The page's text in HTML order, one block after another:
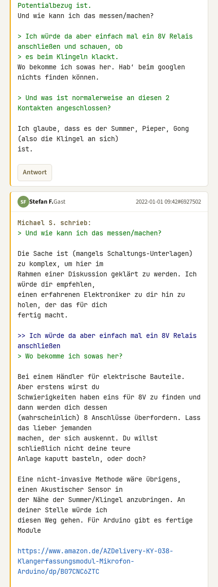
Potentialbezug ist.
Und wie kann ich das messen/machen?
> Ich würde da aber einfach mal ein 8V Relais
anschließen und schauen, ob
> es beim Klingeln klackt.
Wo bekomme ich sowas her. Hab‘ beim googlen
nichts finden können.
> Und was ist normalerweise an diesen 2
Kontakten angeschlossen?
Ich glaube, dass es der Summer, Pieper, Gong
(also die Klingel an sich)
ist.
Antwort
SF Stefan F.Gast 2022-01-01 09:42#6927502
Michael S. schrieb:
> Und wie kann ich das messen/machen?
Die Sache ist (mangels Schaltungs-Unterlagen)
zu komplex, um hier im
Rahmen einer Diskussion geklärt zu werden. Ich
würde dir empfehlen,
einen erfahrenen Elektroniker zu dir hin zu
holen, der das für dich
fertig macht.
>> Ich würde da aber einfach mal ein 8V Relais
anschließen
> Wo bekomme ich sowas her?
Bei einem Händler für elektrische Bauteile.
Aber erstens wirst du
Schwierigkeiten haben eins für 8V zu finden und
dann werden dich dessen
(wahrscheinlich) 8 Anschlüsse überfordern. Lass
das lieber jemanden
machen, der sich auskennt. Du willst
schließlich nicht deine teure
Anlage kaputt basteln, oder doch?
Eine nicht-invasive Methode wäre übrigens,
einen Akustischer Sensor in
der Nähe der Summer/Klingel anzubringen. An
deiner Stelle würde ich
diesen Weg gehen. Für Arduino gibt es fertige
Module
https://www.amazon.de/AZDelivery-KY-038-
Klangerfassungsmodul-Mikrofon-
Arduino/dp/B07CNC6ZTC